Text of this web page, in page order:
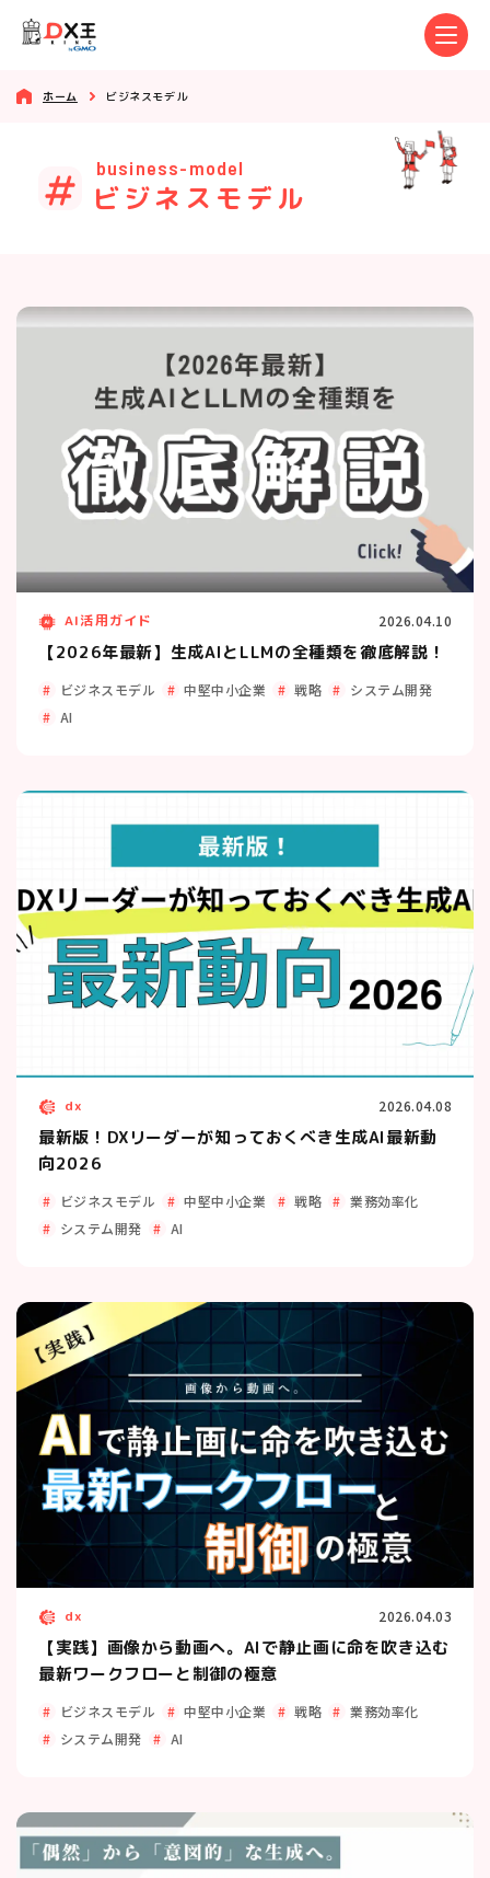
ホーム ビジネスモデル
business-model
ビジネスモデル
AI活用ガイド 2026.04.10
【2026年最新】生成AIとLLMの全種類を徹底解説！
ビジネスモデル 中堅中小企業 戦略
システム開発
AI
dx 2026.04.08
最新版！DXリーダーが知っておくべき生成AI最新動
向2026
ビジネスモデル 中堅中小企業 戦略
業務効率化
システム開発
AI
dx 2026.04.03
【実践】画像から動画へ。AIで静止画に命を吹き込む
最新ワークフローと制御の極意
ビジネスモデル 中堅中小企業 戦略
業務効率化
システム開発
AI